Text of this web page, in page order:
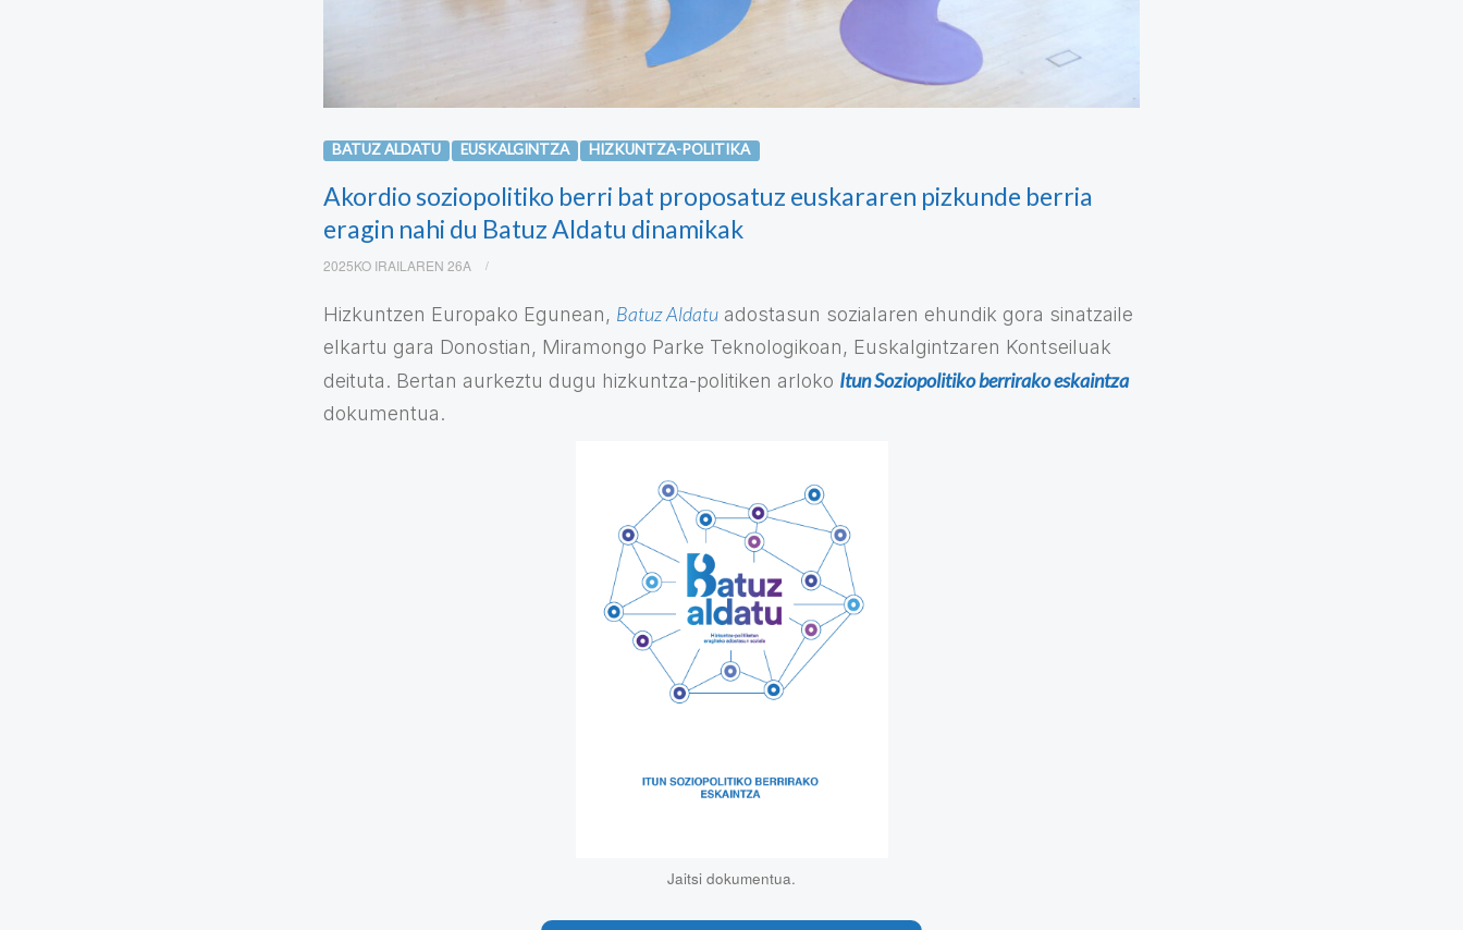
BATUZ ALDATU EUSKALGINTZA HIZKUNTZA-POLITIKA
Akordio soziopolitiko berri bat proposatuz euskararen pizkunde berria
eragin nahi du Batuz Aldatu dinamikak
2025KO IRAILAREN 26A
Hizkuntzen Europako Egunean, Batuz Aldatu adostasun sozialaren ehundik gora sinatzaile
elkartu gara Donostian, Miramongo Parke Teknologikoan, Euskalgintzaren Kontseiluak
deituta. Bertan aurkeztu dugu hizkuntza-politiken arloko Itun Soziopolitiko berrirako eskaintza
dokumentua.
Jaitsi dokumentua.